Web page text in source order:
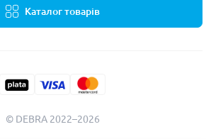
Каталог товарів
© DEBRA 2022–2026